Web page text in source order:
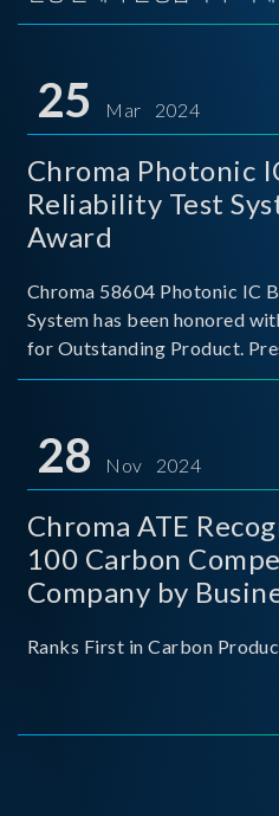
Implementers Forum)는
서는 USB PD를 지원하는 다
습니다. 스마트폰, 디지털 카
리지, 노트북, 디스플레이 등
25 Mar 2024
Chroma Photonic
Reliability Test System
Award
Chroma 58604 Photonic IC
System has been honored
for Outstanding Product.
Optoelectronic and
for thei
28 Nov 2024
Chroma ATE
100 Carbon
Company by
Ranks First in Carbon